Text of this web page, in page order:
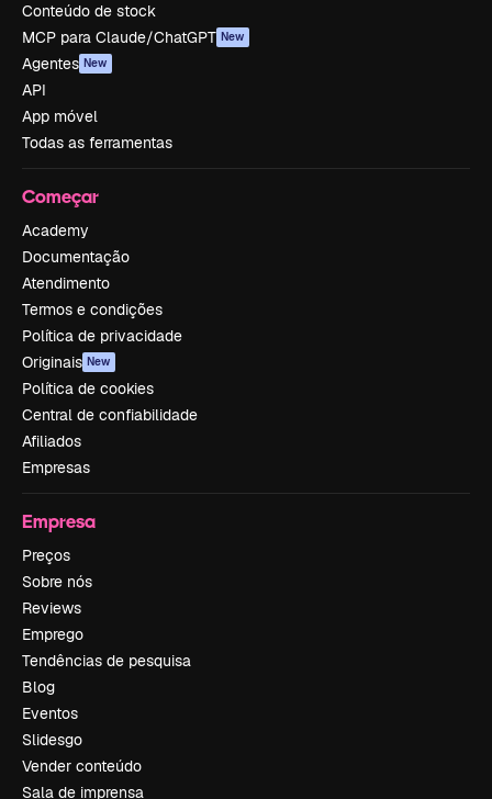
Conteúdo de stock
MCP para Claude/ChatGPT New
Agentes New
API
App móvel
Todas as ferramentas
Começar
Academy
Documentação
Atendimento
Termos e condições
Política de privacidade
Originais New
Política de cookies
Central de confiabilidade
Afiliados
Empresas
Empresa
Preços
Sobre nós
Reviews
Emprego
Tendências de pesquisa
Blog
Eventos
Slidesgo
Vender conteúdo
Sala de imprensa